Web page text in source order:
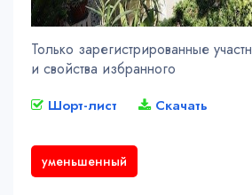
Только зарегистрированные
и свойства избранного
Шорт-лист Скачать
уменьшенный